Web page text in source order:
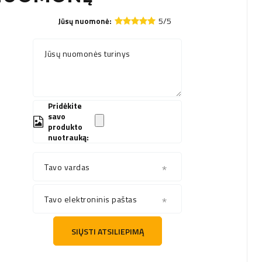
Jūsų nuomonė: 5/5
Jūsų nuomonės turinys
Pridėkite
savo
produkto
nuotrauką:
Tavo vardas
Tavo elektroninis paštas
SIŲSTI ATSILIEPIMĄ